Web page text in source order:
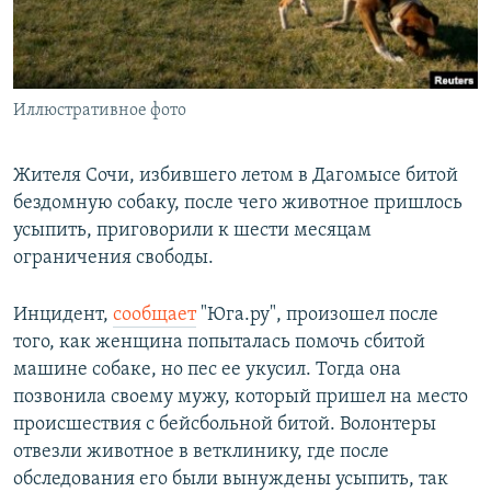
СОЦИАЛЬНЫЕ СЕТИ
Все сайты РСЕ/РС
Иллюстративное фото
Жителя Сочи, избившего летом в Дагомысе битой
бездомную собаку, после чего животное пришлось
усыпить, приговорили к шести месяцам
ограничения свободы.
Инцидент, сообщает"Юга.ру", произошел после
того, как женщина попыталась помочь сбитой
машине собаке, но пес ее укусил. Тогда она
позвонила своему мужу, который пришел на место
происшествия с бейсбольной битой. Волонтеры
отвезли животное в ветклинику, где после
обследования его были вынуждены усыпить, так